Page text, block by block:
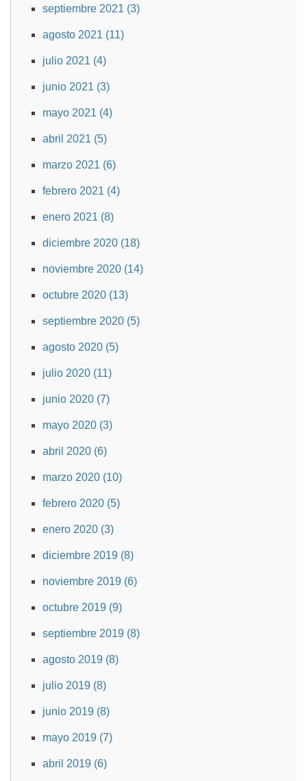
septiembre 2021 (3)
agosto 2021 (11)
julio 2021 (4)
junio 2021 (3)
mayo 2021 (4)
abril 2021 (5)
marzo 2021 (6)
febrero 2021 (4)
enero 2021 (8)
diciembre 2020 (18)
noviembre 2020 (14)
octubre 2020 (13)
septiembre 2020 (5)
agosto 2020 (5)
julio 2020 (11)
junio 2020 (7)
mayo 2020 (3)
abril 2020 (6)
marzo 2020 (10)
febrero 2020 (5)
enero 2020 (3)
diciembre 2019 (8)
noviembre 2019 (6)
octubre 2019 (9)
septiembre 2019 (8)
agosto 2019 (8)
julio 2019 (8)
junio 2019 (8)
mayo 2019 (7)
abril 2019 (6)